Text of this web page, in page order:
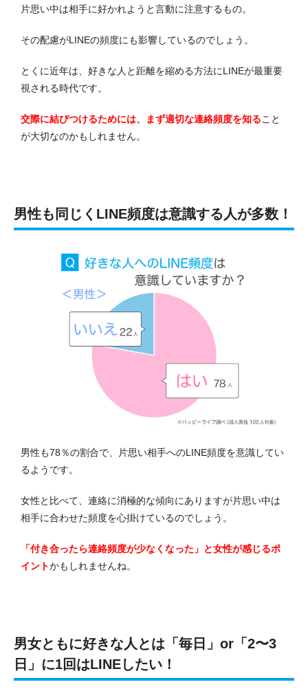
片思い中は相手に好かれようと言動に注意するもの。
その配慮がLINEの頻度にも影響しているのでしょう。
とくに近年は、好きな人と距離を縮める方法にLINEが最重要
視される時代です。
交際に結びつけるためには、まず適切な連絡頻度を知ること
が大切なのかもしれません。
男性も同じくLINE頻度は意識する人が多数！
男性も78％の割合で、片思い相手へのLINE頻度を意識してい
るようです。
女性と比べて、連絡に消極的な傾向にありますが片思い中は
相手に合わせた頻度を心掛けているのでしょう。
「付き合ったら連絡頻度が少なくなった」と女性が感じるポ
イントかもしれませんね。
男女ともに好きな人とは「毎日」or「2〜3
日」に1回はLINEしたい！